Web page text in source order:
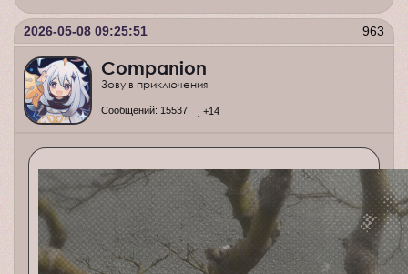
963
2026-05-08 09:25:51
Companion
Зову в приключения
Сообщений: 15537 +14